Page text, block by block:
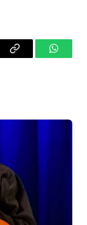
Copy